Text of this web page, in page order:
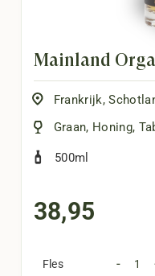
Mainland
Frankrijk,
Graan, Honing,
500ml
38,95
Fles -